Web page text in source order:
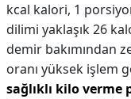
kcal kalori, 1
dilimi yaklaşık 26
demir bakımından
oranı yüksek işlem
sağlıklı kilo verme